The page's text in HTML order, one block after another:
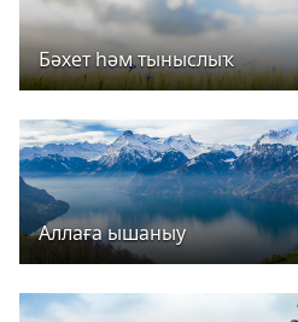
Бәхет һәм тыныслыҡ
Аллаға ышаныу